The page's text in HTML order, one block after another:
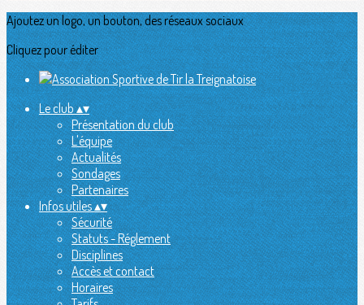
Ajoutez un logo, un bouton, des réseaux sociaux
Cliquez pour éditer
Le club▴▾
Présentation du club
L'équipe
Actualités
Sondages
Partenaires
Infos utiles▴▾
Sécurité
Statuts - Réglement
Disciplines
Accès et contact
Horaires